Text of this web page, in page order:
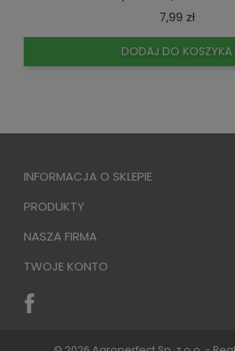
7,99 złCena
DODAJ DO KOSZYKA
INFORMACJA O SKLEPIE
PRODUKTY
NASZA FIRMA
TWOJE KONTO